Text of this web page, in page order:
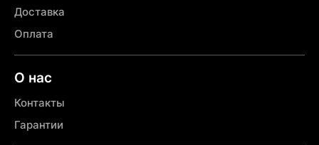
Доставка
Оплата
О нас
Контакты
Гарантии